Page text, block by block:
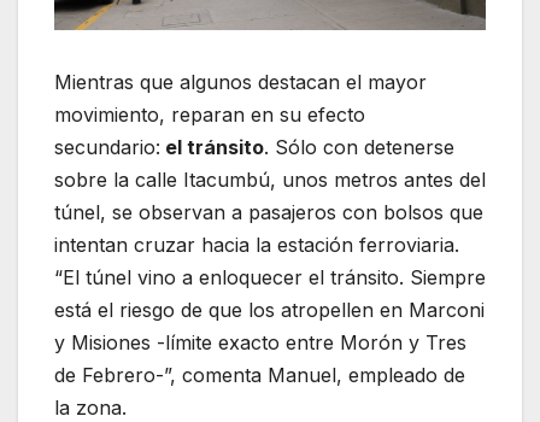
Mientras que algunos destacan el mayor
movimiento, reparan en su efecto
secundario: el tránsito. Sólo con detenerse
sobre la calle Itacumbú, unos metros antes del
túnel, se observan a pasajeros con bolsos que
intentan cruzar hacia la estación ferroviaria.
“El túnel vino a enloquecer el tránsito. Siempre
está el riesgo de que los atropellen en Marconi
y Misiones -límite exacto entre Morón y Tres
de Febrero-”, comenta Manuel, empleado de
la zona.